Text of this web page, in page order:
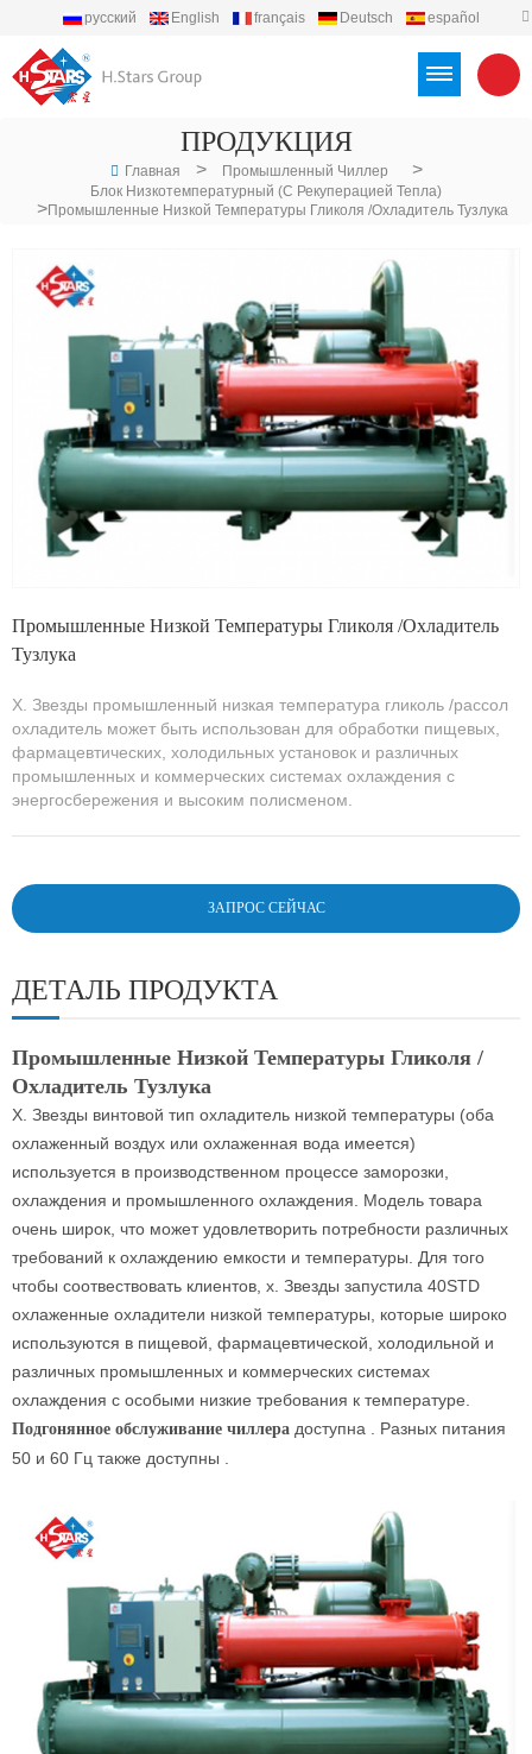
русский English français Deutsch
español
ПРОДУКЦИЯ
Главная > Промышленный Чиллер >
Блок Низкотемпературный (с Рекуперацией Тепла)
>Промышленные Низкой Температуры Гликоля /Охладитель Тузлука
Промышленные Низкой Температуры Гликоля /Охладитель
Тузлука
Х. Звезды промышленный низкая температура гликоль /рассол
охладитель может быть использован для обработки пищевых,
фармацевтических, холодильных установок и различных
промышленных и коммерческих системах охлаждения с
энергосбережения и высоким полисменом.
ЗАПРОС СЕЙЧАС
ДЕТАЛЬ ПРОДУКТА
Промышленные Низкой Температуры Гликоля /
Охладитель Тузлука
Х. Звезды винтовой тип охладитель низкой температуры (оба
охлаженный воздух или охлаженная вода имеется)
используется в производственном процессе заморозки,
охлаждения и промышленного охлаждения. Модель товара
очень широк, что может удовлетворить потребности различных
требований к охлаждению емкости и температуры. Для того
чтобы соотвествовать клиентов, х. Звезды запустила 40STD
охлаженные охладители низкой температуры, которые широко
используются в пищевой, фармацевтической, холодильной и
различных промышленных и коммерческих системах
охлаждения с особыми низкие требования к температуре.
Подгонянное обслуживание чиллера доступна . Разных питания
50 и 60 Гц также доступны .